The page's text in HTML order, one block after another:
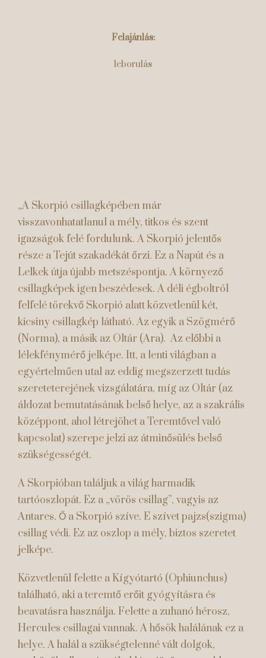
Felajánlás:
leborulás
„A Skorpió csillagképében már
visszavonhatatlanul a mély, titkos és szent
igazságok felé fordulunk. A Skorpió jelentős
része a Tejút szakadékát őrzi. Ez a Napút és a
Lelkek útja újabb metszéspontja. A környező
csillagképek igen beszédesek. A déli égboltról
felfelé törekvő Skorpió alatt közvetlenül két,
kicsiny csillagkép látható. Az egyik a Szögmérő
(Norma), a másik az Oltár (Ara). Az előbbi a
lélekfénymérő jelképe. Itt, a lenti világban a
egyértelműen utal az eddig megszerzett tudás
szereteterejének vizsgálatára, míg az Oltár (az
áldozat bemutatásának belső helye, az a szakrális
középpont, ahol létrejöhet a Teremtővel való
kapcsolat) szerepe jelzi az átminősülés belső
szükségességét.
A Skorpióban találjuk a világ harmadik
tartóoszlopát. Ez a „vörös csillag”, vagyis az
Antares. Ő a Skorpió szíve. E szívet pajzs(szigma)
csillag védi. Ez az oszlop a mély, biztos szeretet
jelképe.
Közvetlenül felette a Kígyótartó (Ophiunchus)
található, aki a teremtő erőit gyógyításra és
beavatásra használja. Felette a zuhanó hérosz,
Hercules csillagai vannak. A hősök halálának ez a
helye. A halál a szükségtelenné vált dolgok,